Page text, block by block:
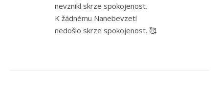
nevznikl skrze spokojenost.
K žádnému Nanebevzetí
nedošlo skrze spokojenost. 🥰